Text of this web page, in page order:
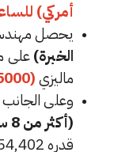
أمركي)
يحصل مهندس
الخبرة)
ماليزي (25000 دولار أمركي)
وعلى
(أكثر من 8 سنوات من الخبرة)
قدره 254,402 رينجيت ماليزي